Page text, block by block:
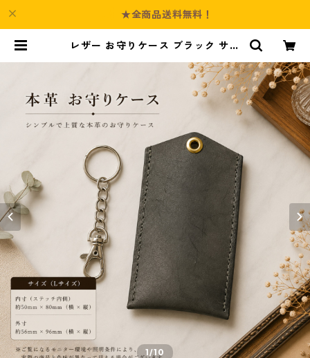
★全商品送料無料！
レザー お守りケース ブラック サイ
フト | Culture-Booth
1/10